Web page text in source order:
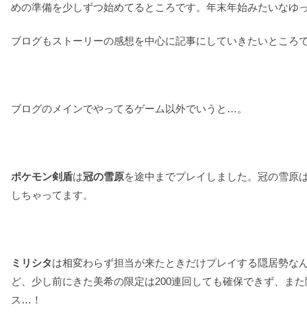
めの準備を少しずつ始めてるところです。年末年始みたいな
ブログもストーリーの感想を中心に記事にしていきたいところ
ブログのメインでやってるゲーム以外でいうと…。
ポケモン剣盾は冠の雪原を途中までプレイしました。冠の雪原
しちゃってます。
ミリシタは相変わらず担当が来たときだけプレイする隠居勢な
ど、少し前にきた美希の限定は200連回しても確保できず、ま
ス…！